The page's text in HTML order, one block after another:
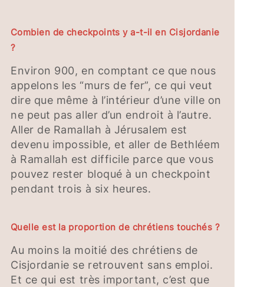
Combien de checkpoints y a-t-il en Cisjordanie
?
Environ 900, en comptant ce que nous
appelons les “murs de fer”, ce qui veut
dire que même à l’intérieur d’une ville on
ne peut pas aller d’un endroit à l’autre.
Aller de Ramallah à Jérusalem est
devenu impossible, et aller de Bethléem
à Ramallah est difficile parce que vous
pouvez rester bloqué à un checkpoint
pendant trois à six heures.
Quelle est la proportion de chrétiens touchés ?
Au moins la moitié des chrétiens de
Cisjordanie se retrouvent sans emploi.
Et ce qui est très important, c’est que